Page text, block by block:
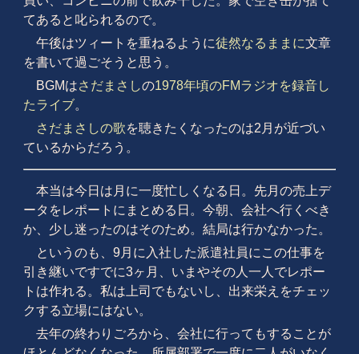
てあると叱られるので。
午後はツィートを重ねるように徒然なるままに文章
を書いて過ごそうと思う。
BGMはさだまさしの1978年頃のFMラジオを録音し
たライブ。
さだまさしの歌を聴きたくなったのは2月が近づい
ているからだろう。
本当は今日は月に一度忙しくなる日。先月の売上デ
ータをレポートにまとめる日。今朝、会社へ行くべき
か、少し迷ったのはそのため。結局は行かなかった。
というのも、9月に入社した派遣社員にこの仕事を
引き継いですでに3ヶ月、いまやその人一人でレポー
トは作れる。私は上司でもないし、出来栄えをチェッ
クする立場にはない。
去年の終わりごろから、会社に行ってもすることが